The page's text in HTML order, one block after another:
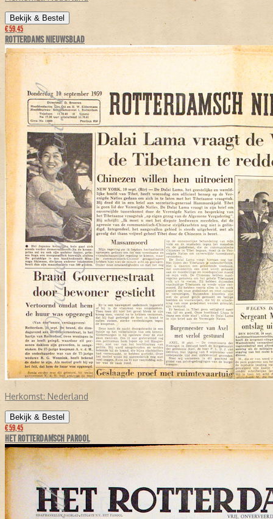
Bekijk & Bestel
€ 59,45
ROTTERDAMS NIEUWSBLAD
Herkomst: Nederland
Bekijk & Bestel
€ 59,45
HET ROTTERDAMSCH PAROOL